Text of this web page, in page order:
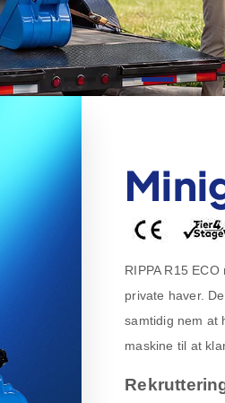
RIPPA R15
private haver.
samtidig nem at
maskine til at